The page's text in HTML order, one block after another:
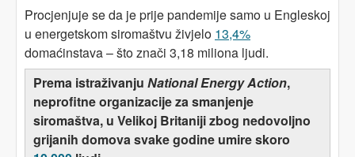
Procjenjuje se da je prije pandemije samo u Engleskoj
u energetskom siromaštvu živjelo 13,4%
domaćinstava – što znači 3,18 miliona ljudi.
Prema istraživanju National Energy Action,
neprofitne organizacije za smanjenje
siromaštva, u Velikoj Britaniji zbog nedovoljno
grijanih domova svake godine umire skoro